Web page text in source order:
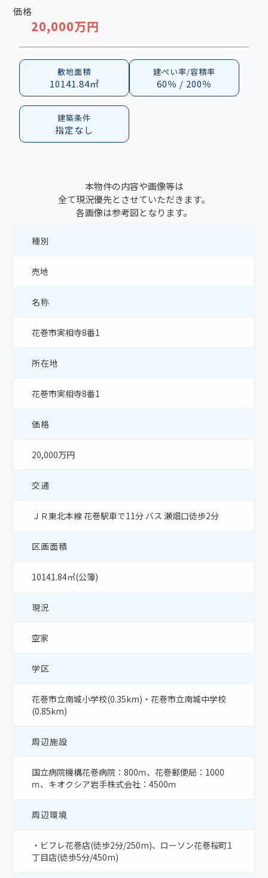
価格
20,000万円
敷地面積
10141.84㎡
建ぺい率/容積率
60％ / 200％
建築条件
指定なし
本物件の内容や画像等は
全て現況優先とさせていただきます。
各画像は参考図となります。
種別
売地
名称
花巻市実相寺8番1
所在地
花巻市実相寺8番1
価格
20,000万円
交通
ＪＲ東北本線 花巻駅車で11分 バス 瀬畑口徒歩2分
区画面積
10141.84㎡(公簿)
現況
空家
学区
花巻市立南城小学校(0.35km)・花巻市立南城中学校
(0.85km)
周辺施設
国立病院機構花巻病院：800ｍ、花巻郵便局：1000
ｍ、キオクシア岩手株式会社：4500ｍ
周辺環境
・ビフレ花巻店(徒歩2分/250m)、ローソン花巻桜町1
丁目店(徒歩5分/450m)